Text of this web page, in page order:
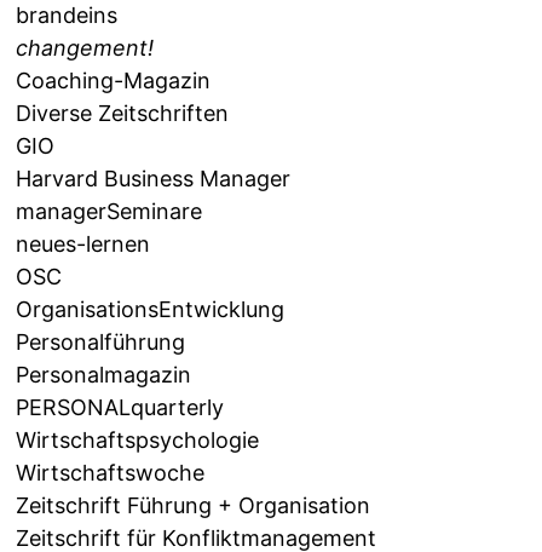
brandeins
changement!
Coaching-Magazin
Diverse Zeitschriften
GIO
Harvard Business Manager
managerSeminare
neues-lernen
OSC
OrganisationsEntwicklung
Personalführung
Personalmagazin
PERSONALquarterly
Wirtschaftspsychologie
Wirtschaftswoche
Zeitschrift Führung + Organisation
Zeitschrift für Konfliktmanagement